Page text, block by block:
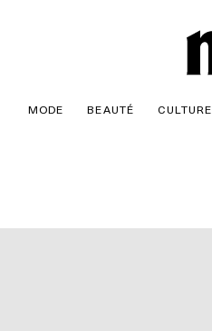
MODE BEAUTÉ CULTURE